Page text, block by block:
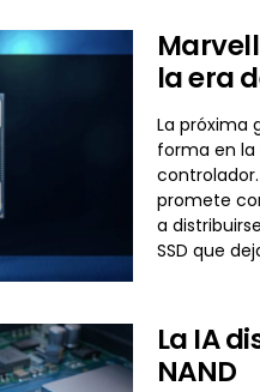
la era
La próxima
forma en la
promete
a
SSD que
La IA
NAND